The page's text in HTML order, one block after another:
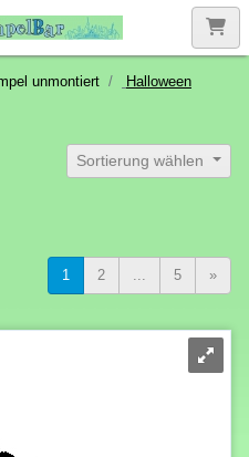
unmontiert Halloween
Sortierung wählen
1 2 ... 5 »